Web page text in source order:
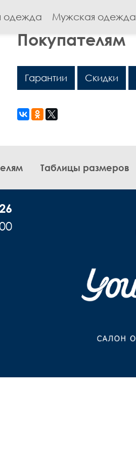
одежда Мужская одежда
Покупателям
Гарантии Скидки
Таблицы размеров